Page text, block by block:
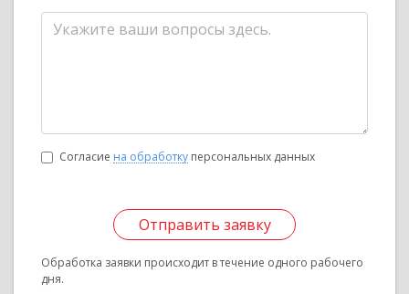
Согласие на обработку персональных данных
Отправить заявку
Обработка заявки происходит в течение одного рабочего
дня.